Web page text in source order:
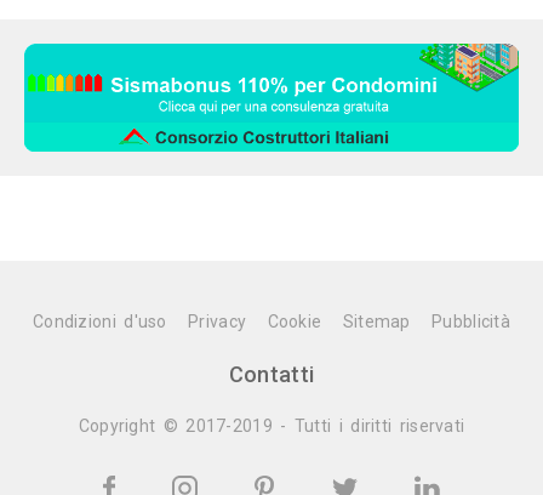
Condizioni d'uso Privacy Cookie Sitemap Pubblicità
Contatti
Copyright © 2017-2019 - Tutti i diritti riservati